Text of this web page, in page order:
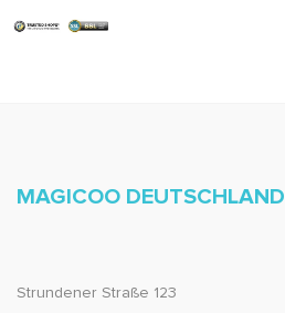
MAGICOO DEUTSCHLAND
Strundener Straße 123